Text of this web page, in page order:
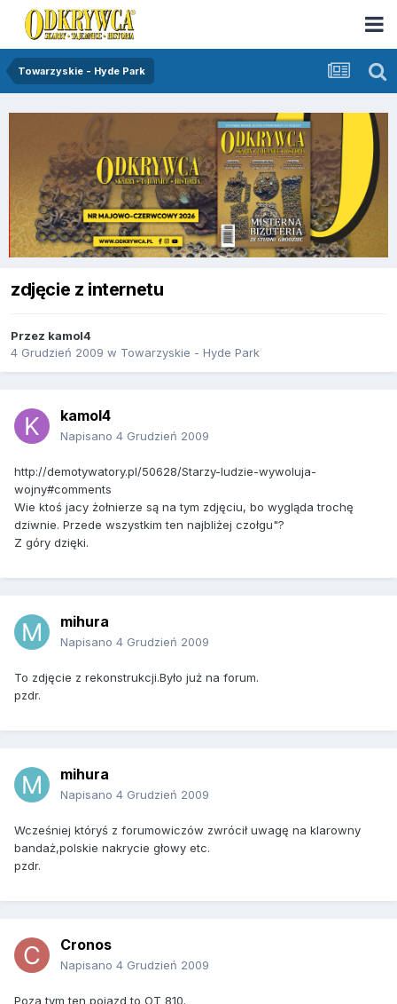
Towarzyskie - Hyde Park
zdjęcie z internetu
Przez kamol4
4 Grudzień 2009 w Towarzyskie - Hyde Park
kamol4
Napisano 4 Grudzień 2009
http://demotywatory.pl/50628/Starzy-ludzie-wywoluja-
wojny#comments
Wie ktoś jacy żołnierze są na tym zdjęciu, bo wygląda trochę
dziwnie. Przede wszystkim ten najbliżej czołgu"?
Z góry dzięki.
mihura
Napisano 4 Grudzień 2009
To zdjęcie z rekonstrukcji.Było już na forum.
pzdr.
mihura
Napisano 4 Grudzień 2009
Wcześniej któryś z forumowiczów zwrócił uwagę na klarowny
bandaż,polskie nakrycie głowy etc.
pzdr.
Cronos
Napisano 4 Grudzień 2009
Poza tym ten pojazd to OT 810.